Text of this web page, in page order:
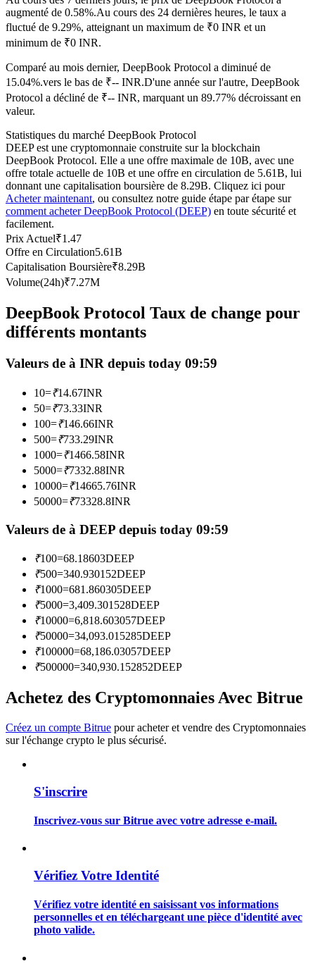
Futures USDC
Futures utilisant l'USDC comme garantie
Copie de Trading
Rejoignez les meilleurs traders
Profitez du partage des bénéfices et des commissions de copy
trading
Information
Analyse de mégadonnées, y compris des informations
commerciales, etc.
Guide
Stratégies de trading
Apprenez à rester rentable
augmenté de 0.58%.Au cours des 24 dernières heures, le taux a
fluctué de 9.29%, atteignant un maximum de ₹0 INR et un
minimum de ₹0 INR.
Comparé au mois dernier, DeepBook Protocol a diminué de
15.04%.vers le bas de ₹-- INR.D'une année sur l'autre, DeepBook
Protocol a décliné de ₹-- INR, marquant un 89.77% décroissant en
valeur.
Statistiques du marché DeepBook Protocol
DEEP est une cryptomonnaie construite sur la blockchain
DeepBook Protocol. Elle a une offre maximale de 10B, avec une
offre totale actuelle de 10B et une offre en circulation de 5.61B, lui
donnant une capitalisation boursière de 8.29B. Cliquez ici pour
Acheter maintenant, ou consultez notre guide étape par étape sur
comment acheter DeepBook Protocol (DEEP) en toute sécurité et
facilement.
Prix Actuel₹1.47
Offre en Circulation5.61B
Capitalisation Boursière₹8.29B
Volume(24h)₹7.27M
DeepBook Protocol Taux de change pour
différents montants
Valeurs de à INR depuis today 09:59
10=₹14.67INR
50=₹73.33INR
100=₹146.66INR
500=₹733.29INR
1000=₹1466.58INR
5000=₹7332.88INR
10000=₹14665.76INR
50000=₹73328.8INR
Valeurs de à DEEP depuis today 09:59
₹100=68.18603DEEP
₹500=340.930152DEEP
₹1000=681.860305DEEP
₹5000=3,409.301528DEEP
₹10000=6,818.603057DEEP
₹50000=34,093.015285DEEP
₹100000=68,186.03057DEEP
₹500000=340,930.152852DEEP
Achetez des Cryptomonnaies Avec Bitrue
Créez un compte Bitrue pour acheter et vendre des Cryptomonnaies
sur l'échange crypto le plus sécurisé.
S'inscrire
Inscrivez-vous sur Bitrue avec votre adresse e-mail.
Vérifiez Votre Identité
Vérifiez votre identité en saisissant vos informations
personnelles et en téléchargeant une pièce d'identité avec
photo valide.